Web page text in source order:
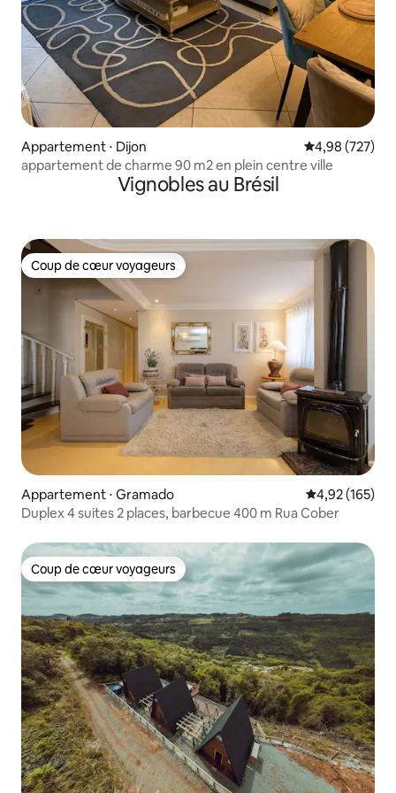
Appartement ⋅ Dijon Évaluation
4,98 (727)
appartement de charme 90 m2 en plein centre ville
Vignobles au Brésil
Coup de cœur voyageurs
Coup de cœur voyageurs
Appartement ⋅ Gramado Évaluation
4,92 (165)
Duplex 4 suites 2 places, barbecue 400 m Rua Cober
Coup de cœur voyageurs
Coup de cœur voyageurs